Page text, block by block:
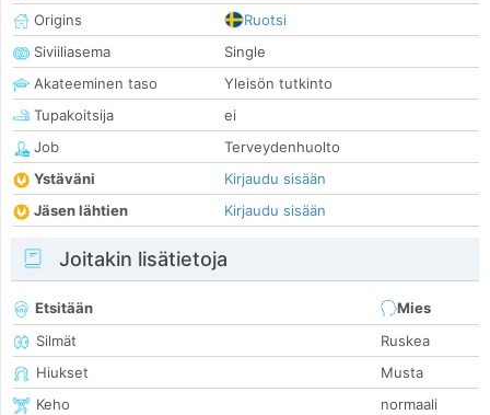
Origins
Ruotsi
Siviiliasema
Single
Akateeminen taso
Yleisön tutkinto
Tupakoitsija
ei
Job
Terveydenhuolto
Ystäväni
Kirjaudu sisään
Jäsen lähtien
Kirjaudu sisään
Joitakin lisätietoja
Etsitään
Mies
Silmät
Ruskea
Hiukset
Musta
Keho
normaali